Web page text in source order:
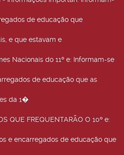
de educação que
e que estavam e
Nacionais do 11º e: Informam-se
de educação que as
da 1�
QUE FREQUENTARÃO O 10º e:
e encarregados de educação que